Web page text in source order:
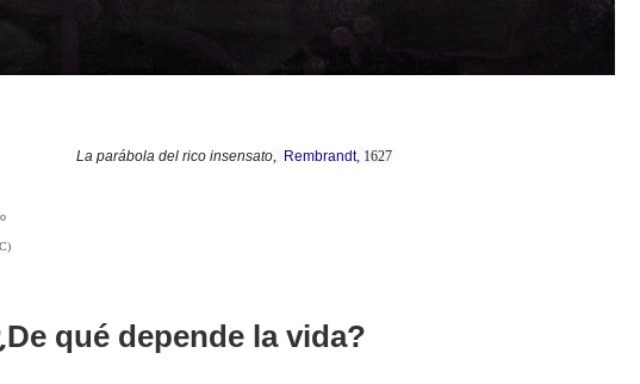
La parábola del rico insensato, Rembrandt, 1627
qué depende la vida?